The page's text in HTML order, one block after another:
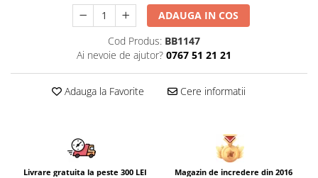
ADAUGA IN COS
Cod Produs: BB1147
Ai nevoie de ajutor? 0767 51 21 21
Adauga la Favorite Cere informatii
Livrare gratuita la peste 300 LEI Magazin de incredere din 2016